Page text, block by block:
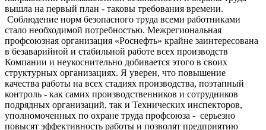
вышла на первый план - таковы требования времени.
Соблюдение норм безопасного труда всеми работниками
стало необходимой потребностью. Межрегиональная
профсоюзная организация «Роснефть» крайне заинтересована
в безаварийной и стабильной работе всех производств
Компании и неукоснительно добивается этого в своих
структурных организациях. Я уверен, что повышение
качества работы на всех стадиях производства, поэтапный
контроль - как самих производственников и сотрудников
подрядных организаций, так и Технических инспекторов,
уполномоченных по охране труда профсоюза - серьезно
повысят эффективность работы и позволят предприятию